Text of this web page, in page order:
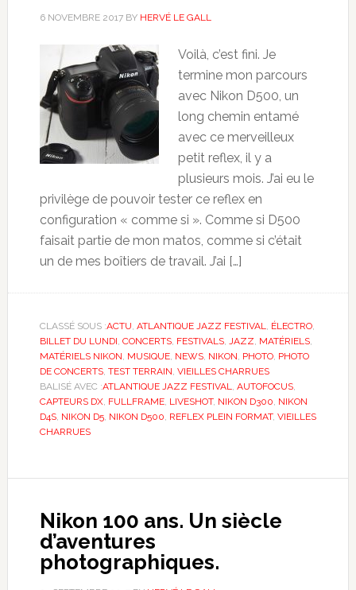
6 NOVEMBRE 2017BY HERVÉ LE GALL
Voilà, c’est fini. Je
termine mon parcours
avec Nikon D500, un
long chemin entamé
avec ce merveilleux
petit reflex, il y a
plusieurs mois. J’ai eu le
privilège de pouvoir tester ce reflex en
configuration « comme si ». Comme si D500
faisait partie de mon matos, comme si c’était
un de mes boîtiers de travail. J’ai […]
CLASSÉ SOUS :ACTU ATLANTIQUE JAZZ FESTIVAL ÉLECTRO,
BILLET DU LUNDI CONCERTS, FESTIVALS, JAZZ MATÉRIELS,
MATÉRIELS NIKON MUSIQUE, NEWS, NIKON PHOTO, PHOTO
DE CONCERTS, TEST TERRAIN VIEILLES CHARRUES
BALISÉ AVEC :ATLANTIQUE JAZZ FESTIVAL AUTOFOCUS,
CAPTEURS DX, FULLFRAME, LIVESHOT, NIKON D300 NIKON
D4S, NIKON D5, NIKON D500 REFLEX PLEIN FORMAT, VIEILLES
CHARRUES
Nikon 100 ans. Un siècle
d’aventures
photographiques.